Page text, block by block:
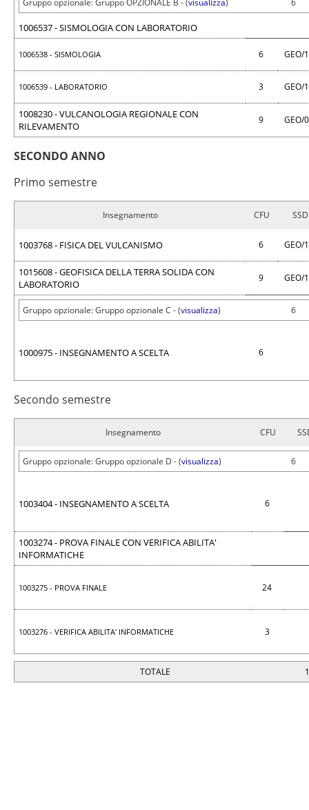
Gruppo opzionale: Gruppo OPZIONALE B - (visualizza) 6
1006537 - SISMOLOGIA CON LABORATORIO
1006538 - SISMOLOGIA 6 GEO/
1006539 - LABORATORIO 3 GEO/
1008230 - VULCANOLOGIA REGIONALE CON
RILEVAMENTO
9 GEO/
SECONDO ANNO
Primo semestre
Insegnamento CFU SSD
1003768 - FISICA DEL VULCANISMO 6 GEO/
1015608 - GEOFISICA DELLA TERRA SOLIDA CON
LABORATORIO
9 GEO/
Gruppo opzionale: Gruppo opzionale C - (visualizza) 6
1000975 - INSEGNAMENTO A SCELTA 6
Secondo semestre
Insegnamento CFU
Gruppo opzionale: Gruppo opzionale D - (visualizza) 6
1003404 - INSEGNAMENTO A SCELTA 6
1003274 - PROVA FINALE CON VERIFICA ABILITA'
INFORMATICHE
1003275 - PROVA FINALE 24
1003276 - VERIFICA ABILITA' INFORMATICHE 3
TOTALE